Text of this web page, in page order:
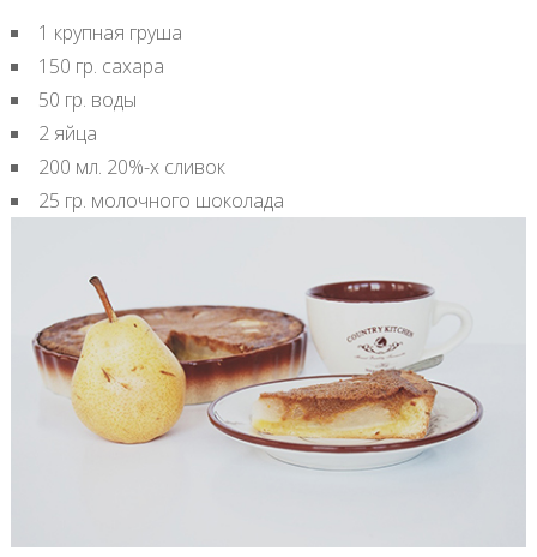
1 крупная груша
150 гр. сахара
50 гр. воды
2 яйца
200 мл. 20%-х сливок
25 гр. молочного шоколада